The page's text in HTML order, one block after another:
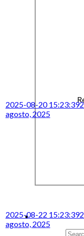
2025-08-20 15:23:39
agosto, 2025
2025-08-22 15:23:39
agosto, 2025